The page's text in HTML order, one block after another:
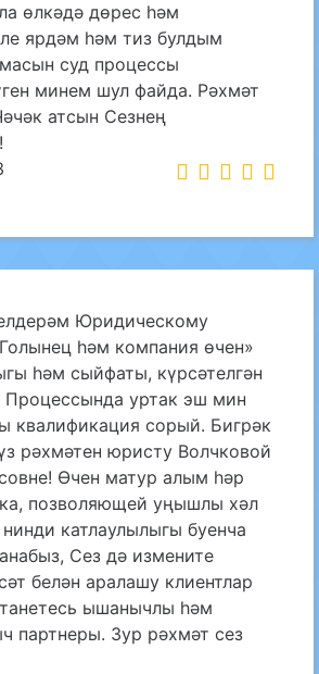
өлкәдә дөрес һәм
ярдәм һәм тиз булдым
суд процессы
минем шул файда. Рәхмәт
атсын Сезнең
Юридическому
һәм компания өчен»
һәм сыйфаты, күрсәтелгән
Процессында уртак эш мин
квалификация сорый. Бигрәк
рәхмәтен юристу Волчковой
Өчен матур алым һәр
позволяющей уңышлы хәл
нинди катлаулылыгы буенча
Сез дә измените
белән аралашу клиентлар
ышанычлы һәм
партнеры. Зур рәхмәт сез